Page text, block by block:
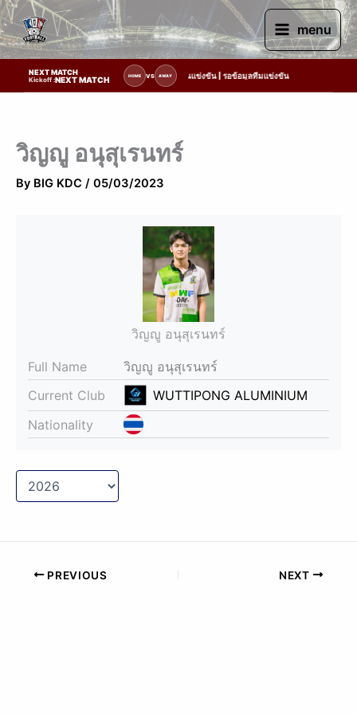
Skip
to
content
menu
NEXT MATCH
Kickoff :NEXT MATCH HOME VS AWAY
รายการแข่งขัน | รอระบุวันแข่งขัน | รอข้อมูลทีมแข่งขัน
วิญญู อนุสุเรนทร์
By BIG KDC / 05/03/2023
วิญญู อนุสุเรนทร์
Full Name
วิญญู อนุสุเรนทร์
Current Club
WUTTIPONG ALUMINIUM
Nationality
PREVIOUS NEXT